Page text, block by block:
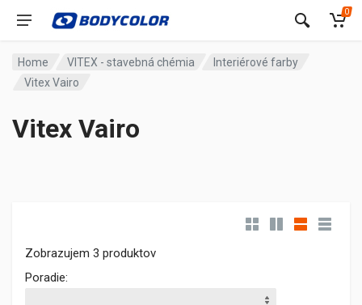
0
Home VITEX - stavebná chémia
Interiérové farby
Vitex Vairo
Vitex Vairo
Zobrazujem 3 produktov
Poradie: